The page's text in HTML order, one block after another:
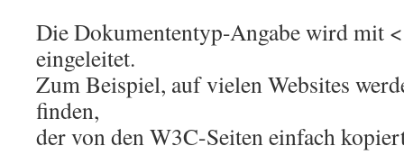
Die Dokumententyp-Angabe wird mit
eingeleitet.
Zum Beispiel, auf vielen Websites
finden,
der von den W3C-Seiten einfach